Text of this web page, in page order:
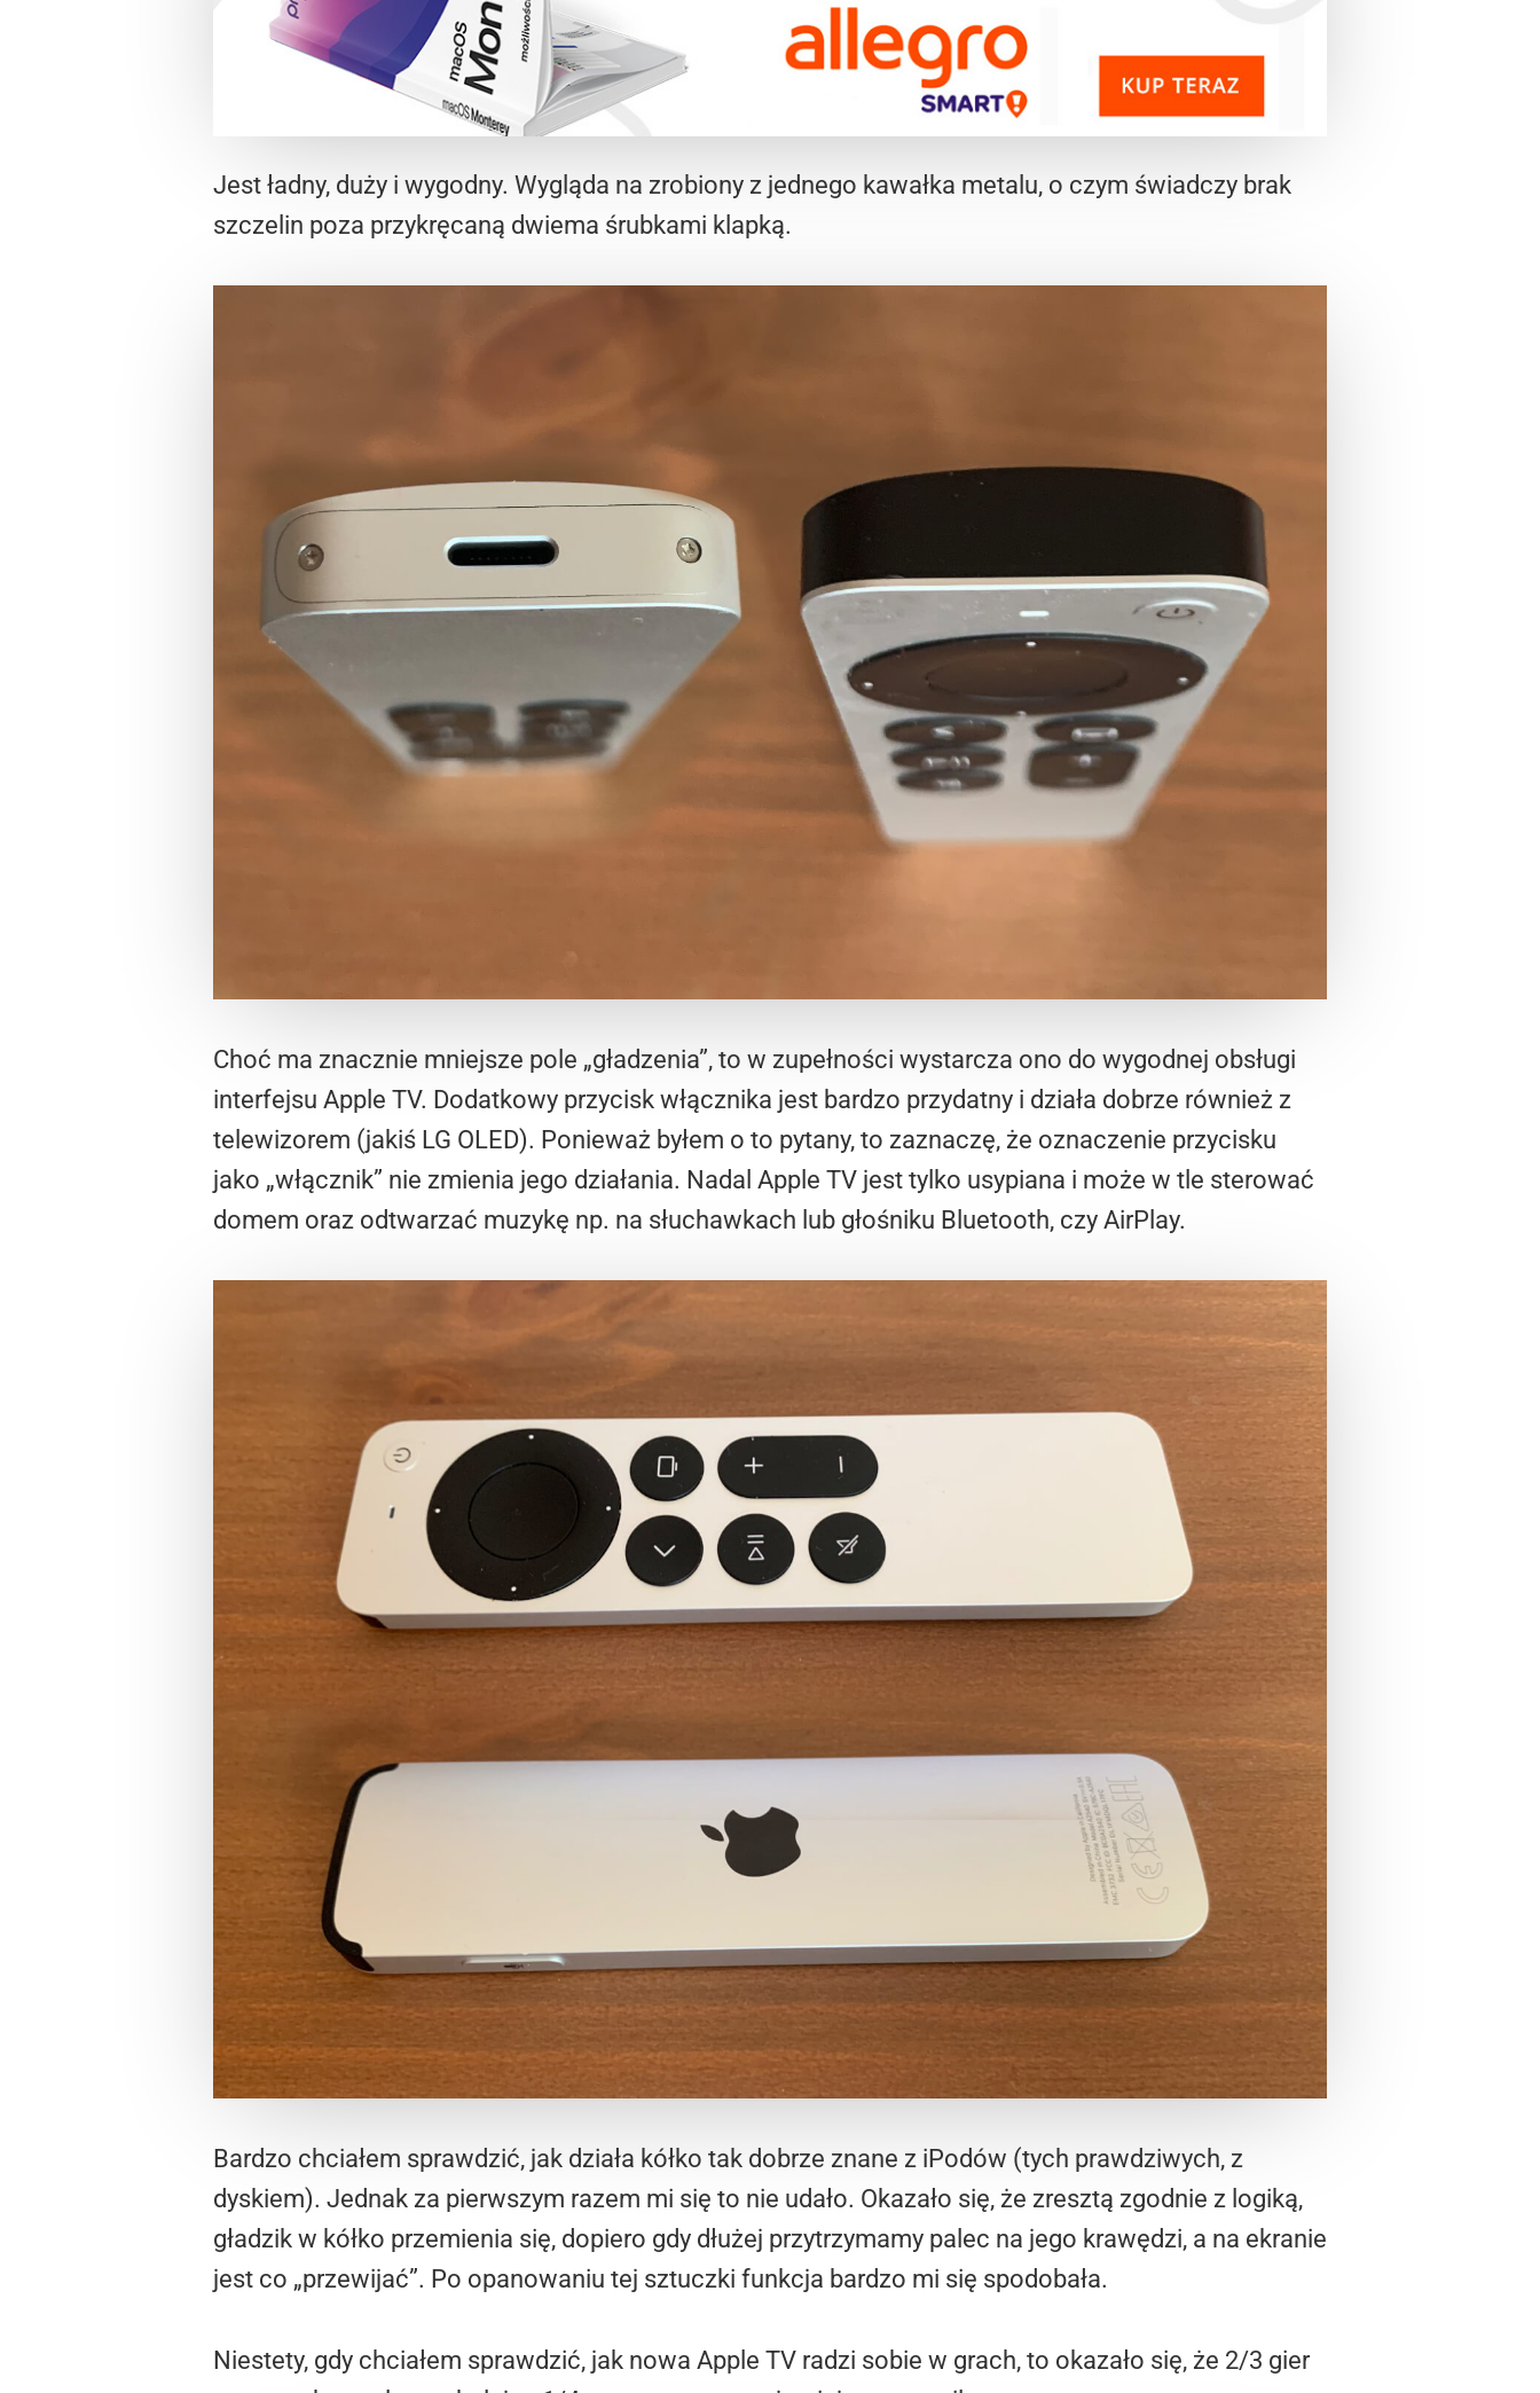
Jest ładny, duży i wygodny. Wygląda na zrobiony z jednego kawałka metalu, o czym świadczy brak
szczelin poza przykręcaną dwiema śrubkami klapką.
Choć ma znacznie mniejsze pole „gładzenia”, to w zupełności wystarcza ono do wygodnej obsługi
interfejsu Apple TV. Dodatkowy przycisk włącznika jest bardzo przydatny i działa dobrze również z
telewizorem (jakiś LG OLED). Ponieważ byłem o to pytany, to zaznaczę, że oznaczenie przycisku
jako „włącznik” nie zmienia jego działania. Nadal Apple TV jest tylko usypiana i może w tle sterować
domem oraz odtwarzać muzykę np. na słuchawkach lub głośniku Bluetooth, czy AirPlay.
Bardzo chciałem sprawdzić, jak działa kółko tak dobrze znane z iPodów (tych prawdziwych, z
dyskiem). Jednak za pierwszym razem mi się to nie udało. Okazało się, że zresztą zgodnie z logiką,
gładzik w kółko przemienia się, dopiero gdy dłużej przytrzymamy palec na jego krawędzi, a na ekranie
jest co „przewijać”. Po opanowaniu tej sztuczki funkcja bardzo mi się spodobała.
Niestety, gdy chciałem sprawdzić, jak nowa Apple TV radzi sobie w grach, to okazało się, że 2/3 gier